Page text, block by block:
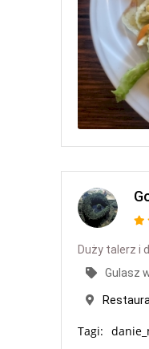
Duży talerz i
Gulasz
Tagi: